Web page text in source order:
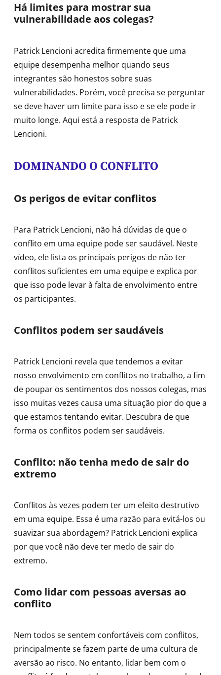
Há limites para mostrar sua
vulnerabilidade aos colegas?
Patrick Lencioni acredita firmemente que uma
equipe desempenha melhor quando seus
integrantes são honestos sobre suas
vulnerabilidades. Porém, você precisa se perguntar
se deve haver um limite para isso e se ele pode ir
muito longe. Aqui está a resposta de Patrick
Lencioni.
DOMINANDO O CONFLITO
Os perigos de evitar conflitos
Para Patrick Lencioni, não há dúvidas de que o
conflito em uma equipe pode ser saudável. Neste
vídeo, ele lista os principais perigos de não ter
conflitos suficientes em uma equipe e explica por
que isso pode levar à falta de envolvimento entre
os participantes.
Conflitos podem ser saudáveis
Patrick Lencioni revela que tendemos a evitar
nosso envolvimento em conflitos no trabalho, a fim
de poupar os sentimentos dos nossos colegas, mas
isso muitas vezes causa uma situação pior do que a
que estamos tentando evitar. Descubra de que
forma os conflitos podem ser saudáveis.
Conflito: não tenha medo de sair do
extremo
Conflitos às vezes podem ter um efeito destrutivo
em uma equipe. Essa é uma razão para evitá-los ou
suavizar sua abordagem? Patrick Lencioni explica
por que você não deve ter medo de sair do
extremo.
Como lidar com pessoas aversas ao
conflito
Nem todos se sentem confortáveis com conflitos,
principalmente se fazem parte de uma cultura de
aversão ao risco. No entanto, lidar bem com o